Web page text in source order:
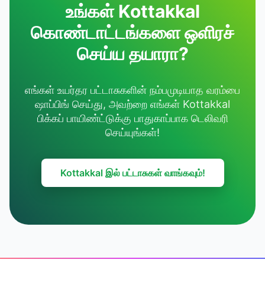
உங்கள் Kottakkal
கொண்டாட்டங்களை ஒளிரச்
செய்ய தயாரா?
எங்கள் உயர்தர பட்டாசுகளின் நம்பமுடியாத வரம்பை
ஷாப்பிங் செய்து, அவற்றை எங்கள் Kottakkal
பிக்கப் பாயிண்ட்டுக்கு பாதுகாப்பாக டெலிவரி
செய்யுங்கள்!
Kottakkal இல் பட்டாசுகள் வாங்கவும்!